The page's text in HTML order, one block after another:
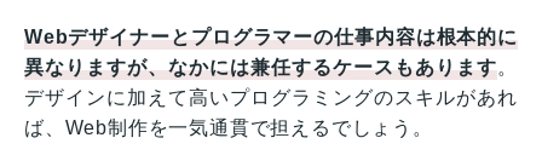
Webデザイナーとプログラマーの仕事内容は根本的に
異なりますが、なかには兼任するケースもあります。
デザインに加えて高いプログラミングのスキルがあれ
ば、Web制作を一気通貫で担えるでしょう。